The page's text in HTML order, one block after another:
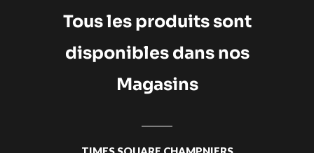
Tous les produits sont
disponibles dans nos
Magasins